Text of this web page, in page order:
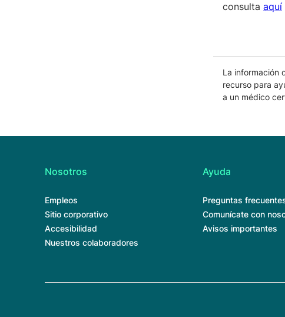
consulta aquí
La información
recurso para
a un médico
Nosotros
Empleos
Sitio corporativo
Accesibilidad
Nuestros colaboradores
Ayuda
Preguntas
Comunícate con
Avisos importantes